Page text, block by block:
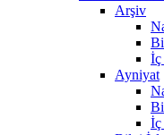
Arşiv
İç
Ayniyat
İç